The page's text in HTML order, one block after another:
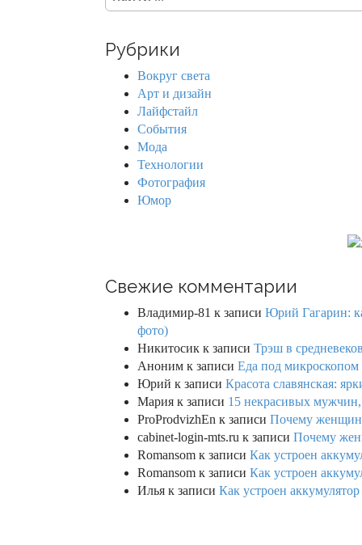
c
Рубрики
Вокруг света
Арт и дизайн
Лайфстайл
События
Мода
Технологии
Фотография
Юмор
Свежие комментарии
Владимир-81 к записи Юрий Гагарин:
фото)
Никитосик к записи Трэш в
Аноним к записи Еда под микроскопом
Юрий к записи Красота славянская:
Мария к записи 15 некрасивых
ProProdvizhEn к записи Почему
cabinet-login-mts.ru к записи Почему
Romansom к записи Как устроен
Romansom к записи Как устроен
Илья к записи Как устроен